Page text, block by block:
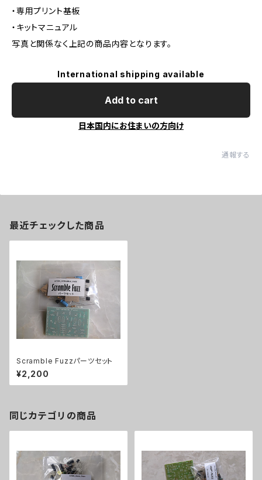
・専用プリント基板
・キットマニュアル
写真と関係なく上記の商品内容となります。
International shipping available
Add to cart
日本国内にお住まいの方向け
通報する
最近チェックした商品
Scramble Fuzzパーツセット
¥2,200
同じカテゴリの商品